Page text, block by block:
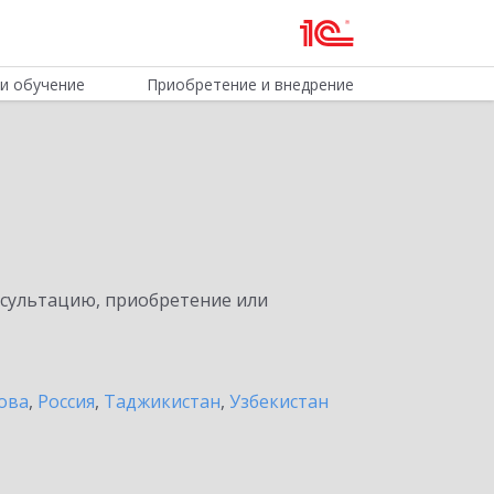
обучение Приобретение и внедрение
приобретение или
, Россия, Таджикистан, Узбекистан